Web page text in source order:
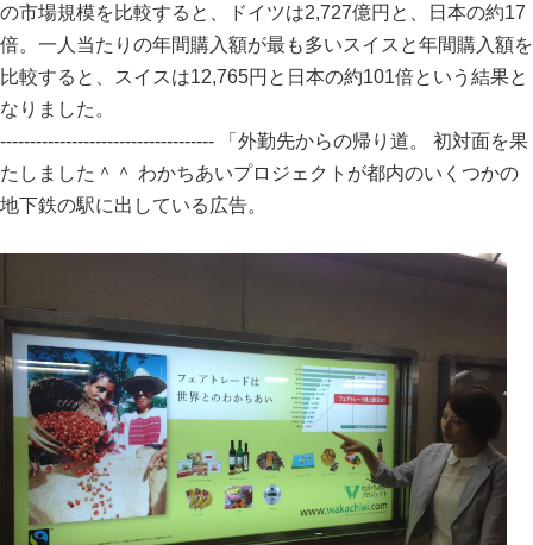
の市場規模を比較すると、ドイツは2,727億円と、日本の約17
倍。一人当たりの年間購入額が最も多いスイスと年間購入額を
比較すると、スイスは12,765円と日本の約101倍という結果と
なりました。
------------------------------------ 「外勤先からの帰り道。 初対面を果
たしました＾＾ わかちあいプロジェクトが都内のいくつかの
地下鉄の駅に出している広告。